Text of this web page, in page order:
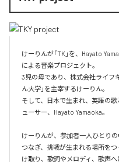
けーりんが「TK」を、Hayato
による音楽プロジェクト。
3児の母であり、株式会社ライフ
ん大学」を主宰するけーりん。
そして、日本で生まれ、英語の
ューサー、Hayato Yamaoka。
けーりんが、参加者一人ひとり
つなぎ、挑戦が生まれる場所を
け取り、歌詞やメロディ、歌声